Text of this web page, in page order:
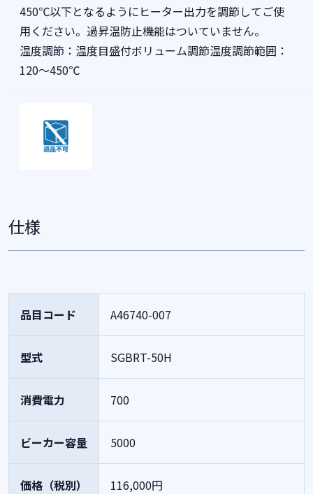
450℃以下となるようにヒーター出力を調節してご使
用ください。過昇温防止機能はついていません。
温度調節：温度目盛付ボリューム調節温度調節範囲：
120～450℃
仕様
品目コード A46740-007
型式 SGBRT-50H
消費電力 700
ビーカー容量 5000
価格（税別） 116,000円